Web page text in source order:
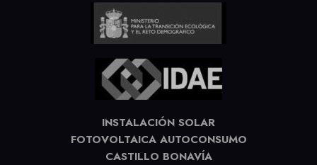
INSTALACIÓN SOLAR
FOTOVOLTAICA AUTOCONSUMO
CASTILLO BONAVÍA